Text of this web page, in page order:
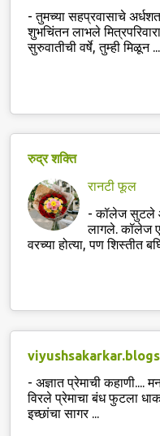
-तुमच्या सहप्रवासाचे
शुभचिंतन लाभले
सुरुवातीची वर्षे, तुम्ही मिळून ...
रुद्र शक्ति
रानटी फूल
-कॉलेज सुटले
लागले. कॉलेज
वरच्या होत्या, पण शिस्तीत
- अज्ञात प्रेमाची कहाणी....
विरले प्रेमाचा बंध फुटला
इच्छांचा सागर ...